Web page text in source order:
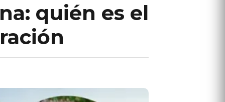
quién es el